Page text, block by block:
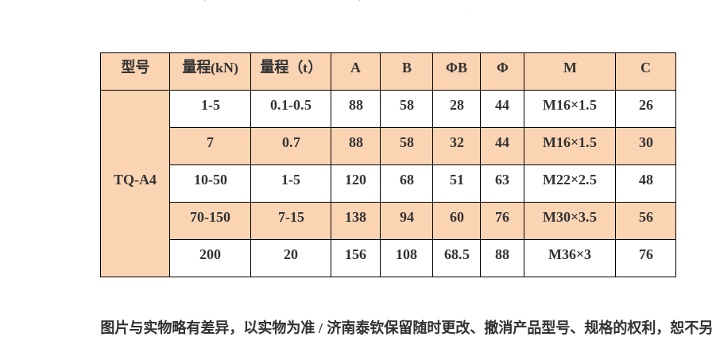
型号 量程(kN) 量程（t） A B ΦB Φ M C
TQ-A4
1-5 0.1-0.5 88 58 28 44 M16×1.5 26
7 0.7 88 58 32 44 M16×1.5 30
10-50 1-5 120 68 51 63 M22×2.5 48
70-150 7-15 138 94 60 76 M30×3.5 56
200 20 156 108 68.5 88 M36×3 76
图片与实物略有差异，以实物为准 / 济南泰钦保留随时更改、撤消产品型号、规格的权利，恕不